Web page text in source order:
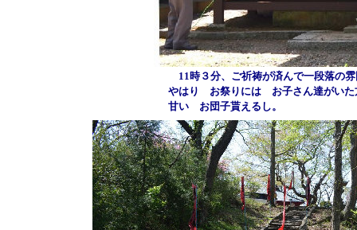
11時３分、ご祈祷が済んで一段落の
やはり お祭りには お子さん達がいた
甘い お団子貰えるし。